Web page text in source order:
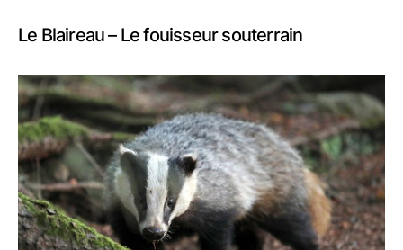
Le Blaireau – Le fouisseur souterrain